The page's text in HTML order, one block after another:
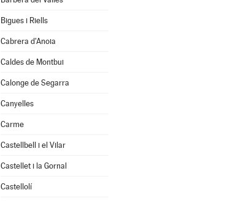
Bigues i Riells
Cabrera d'Anoia
Caldes de Montbui
Calonge de Segarra
Canyelles
Carme
Castellbell i el Vilar
Castellet i la Gornal
Castellolí